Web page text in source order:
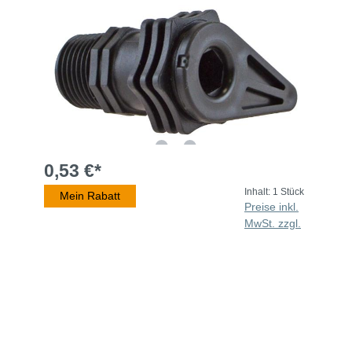
0,53 €*
Mein Rabatt Inhalt: 1 Stück
Preise inkl.
MwSt. zzgl.